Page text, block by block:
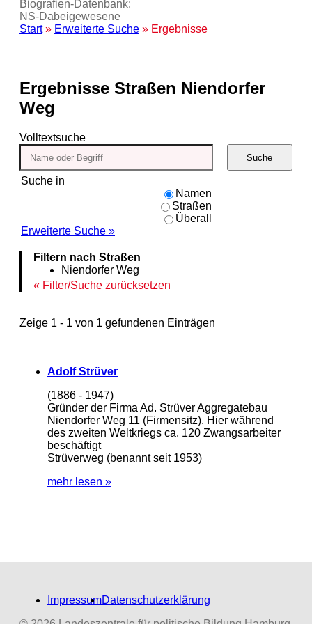
Biografien-Datenbank:
NS‑Dabeigewesene
Start» Erweiterte Suche » Ergebnisse
Ergebnisse Straßen Niendorfer
Weg
Volltextsuche
Suche in
Namen
Straßen
Überall
Erweiterte Suche »
Suche
Filtern nach Straßen
Niendorfer Weg
Filter/Suche zurücksetzen
Zeige 1 - 1 von 1 gefundenen Einträgen
Adolf Strüver
(1886 - 1947)
Gründer der Firma Ad. Strüver Aggregatebau
Niendorfer Weg 11 (Firmensitz). Hier während
des zweiten Weltkriegs ca. 120 Zwangsarbeiter
beschäftigt
Strüverweg (benannt seit 1953)
mehr lesen »
ImpressumDatenschutzerklärung